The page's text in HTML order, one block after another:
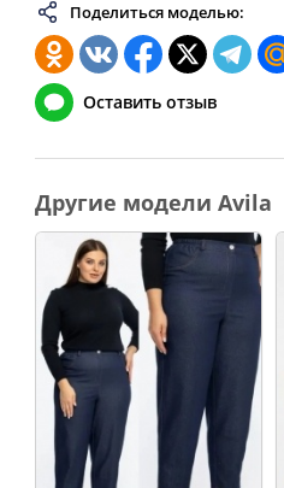
76
152
78
156
80
160
Поделиться моделью:
Оставить отзыв
Другие модели Avila